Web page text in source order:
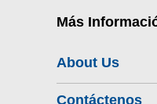
Más
About Us
Contáctenos